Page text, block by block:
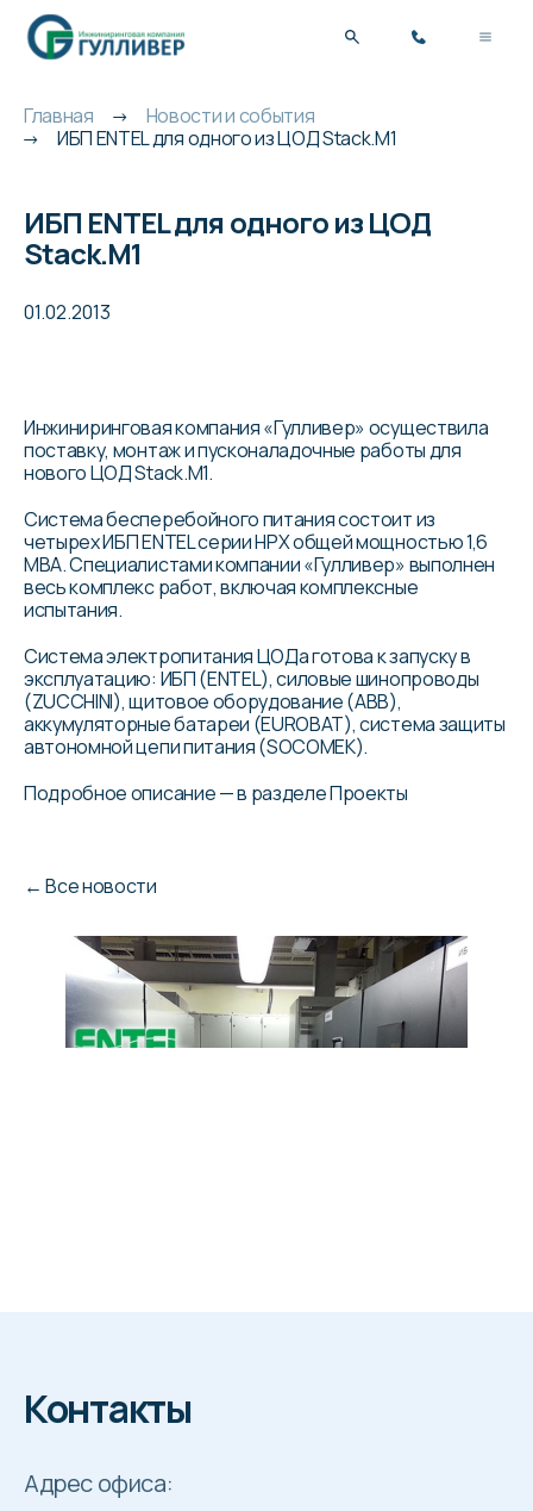
Главная
Новости и события
ИБП ENTEL для одного из ЦОД Stack.M1
ИБП ENTEL для одного из ЦОД
Stack.M1
01.02.2013
Инжиниринговая компания «Гулливер» осуществила
поставку, монтаж и пусконаладочные работы для
нового ЦОД Stack.M1.
Система бесперебойного питания состоит из
четырех ИБП ENTEL серии HPX общей мощностью 1,6
МВА. Специалистами компании «Гулливер» выполнен
весь комплекс работ, включая комплексные
испытания.
Система электропитания ЦОДа готова к запуску в
эксплуатацию: ИБП (ENTEL), силовые шинопроводы
(ZUCCHINI), щитовое оборудование (ABB),
аккумуляторные батареи (EUROBAT), система защиты
автономной цепи питания (SOCOMEK).
Подробное описание — в разделе Проекты
←Все новости
Контакты
Адрес офиса: